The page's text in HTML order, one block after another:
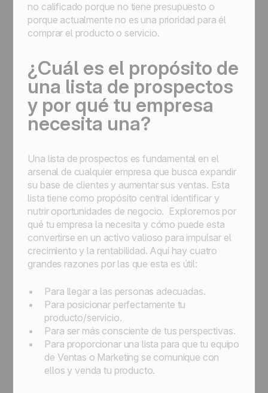
no calificado porque no tiene presupuesto o
porque actualmente no es una prioridad para él
comprar el producto o servicio.
¿Cuál es el propósito de
una lista de prospectos
y por qué tu empresa
necesita una?
Una lista de prospectos es fundamental en el
arsenal de cualquier empresa que busca expandir
su base de clientes y aumentar sus ventas. Esta
lista tiene como propósito central identificar y
nutrir oportunidades de negocio. Exploremos por
qué tu empresa la necesita y cómo puede esta
convertirse en un activo valioso para impulsar el
crecimiento y la rentabilidad. Aquí hay cuatro
grandes razones por las que esta es útil:
Para llegar a las personas adecuadas.
Para posicionar perfectamente tu
producto/servicio.
Para ser más consciente de tus perspectivas.
Para proporcionar una lista para que tu equipo
de Ventas o Marketing se comunique con
ellos y venda tu producto.